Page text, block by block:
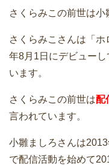
さくらみこの前世は
さくらみこさんは「
年8月1日にデビュー
います。
さくらみこの前世は配
言われています。
小雛ましろさんは
で配信活動を始めて